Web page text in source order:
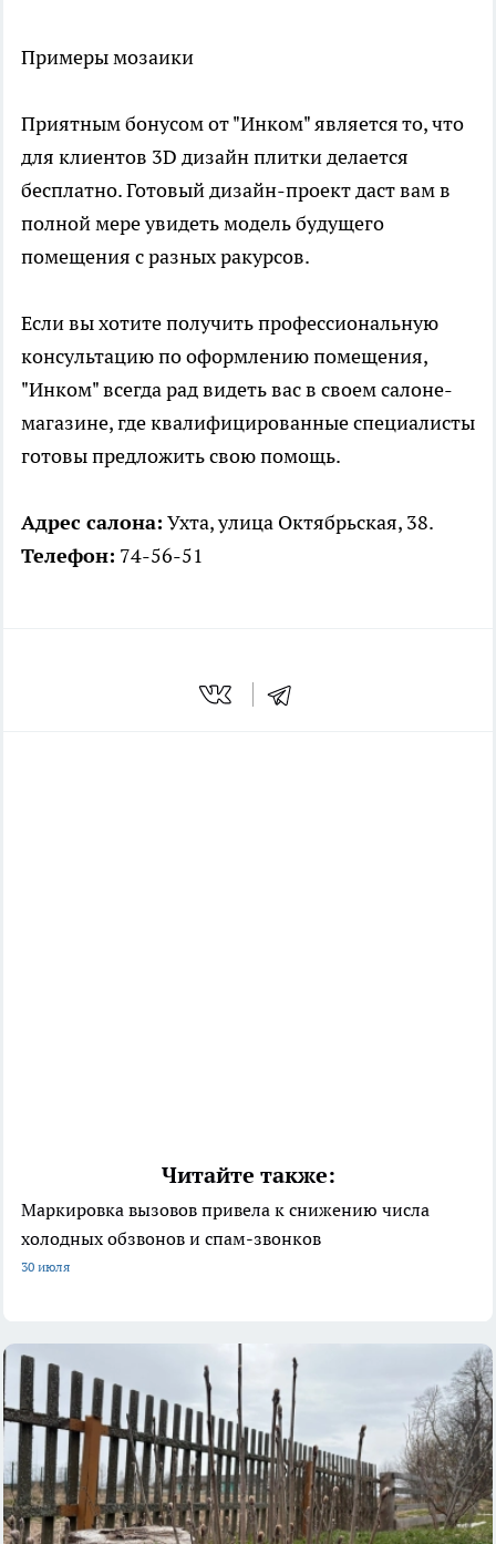
Примеры мозаики
Приятным бонусом от "Инком" является то, что
для клиентов 3D дизайн плитки делается
бесплатно. Готовый дизайн-проект даст вам в
полной мере увидеть модель будущего
помещения с разных ракурсов.
Если вы хотите получить профессиональную
консультацию по оформлению помещения,
"Инком" всегда рад видеть вас в своем салоне-
магазине, где квалифицированные специалисты
готовы предложить свою помощь.
Адрес салона: Ухта, улица Октябрьская, 38.
Телефон: 74-56-51
Читайте также:
Маркировка вызовов привела к снижению числа
холодных обзвонов и спам-звонков
30 июля